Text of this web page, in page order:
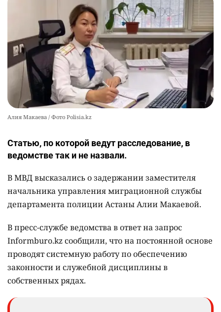
🔨 Родственник пациента оскорбил
завотделения больницы в Шу, его наказали
2381 21
Алия Макаева / Фото Polisia.kz
Статью, по которой ведут расследование, в
ведомстве так и не назвали.
В МВД высказались о задержании заместителя
начальника управления миграционной службы
департамента полиции Астаны Алии Макаевой.
В пресс-службе ведомства в ответ на запрос
Informburo.kz сообщили, что на постоянной основе
проводят системную работу по обеспечению
законности и служебной дисциплины в
собственных рядах.